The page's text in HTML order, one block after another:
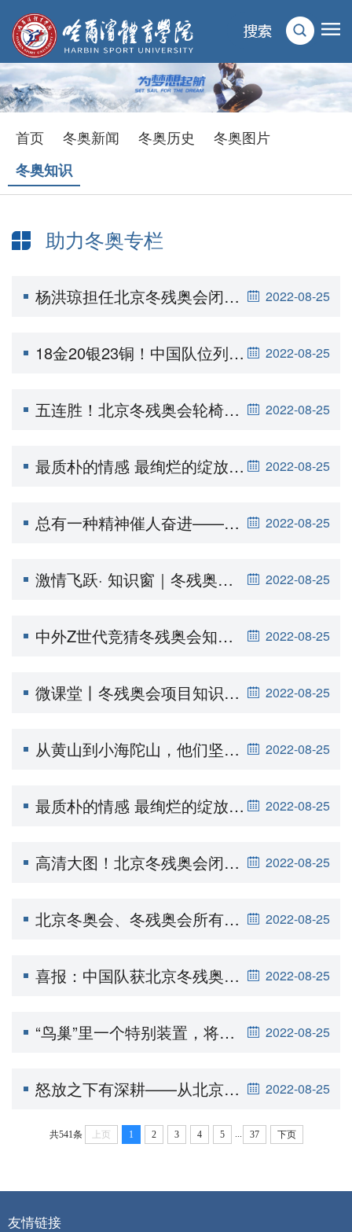
首页 冬奥新闻 冬奥历史
冬奥图片
冬奥知识
助力冬奥专栏
2022-08-25
杨洪琼担任北京冬残奥会闭幕式中国体育代表团旗手
2022-08-25
18金20银23铜！中国队位列北京冬残奥会金牌奖牌双榜首
2022-08-25
五连胜！北京冬残奥会轮椅冰壶循环赛 中国队战胜斯洛伐克队
2022-08-25
最质朴的情感 最绚烂的绽放——导演沈晨详解北京冬残奥会开幕式
2022-08-25
总有一种精神催人奋进——北京冬残奥会中国代表团半程综述
2022-08-25
激情飞跃· 知识窗｜冬残奥会雪上项目比赛辅具
2022-08-25
中外Z世代竞猜冬残奥会知识问答题
2022-08-25
微课堂丨冬残奥会项目知识介绍片——残奥越野滑雪
2022-08-25
从黄山到小海陀山，他们坚守山巅助力冬残奥会
2022-08-25
最质朴的情感 最绚烂的绽放——导演沈晨详解北京冬残奥会开幕式
2022-08-25
高清大图！北京冬残奥会闭幕式现场全景
2022-08-25
北京冬奥会、冬残奥会所有场馆赛后将对公众开放
2022-08-25
喜报：中国队获北京冬残奥会残奥冰球比赛铜牌
2022-08-25
“鸟巢”里一个特别装置，将留住“双奥之城”记忆——北京冬残奥会闭幕式剧透
2022-08-25
怒放之下有深耕——从北京冬残奥会看中国残疾人体育事业发展
共541条 上页 1 2 3 4 5 ... 37 下页
友情链接